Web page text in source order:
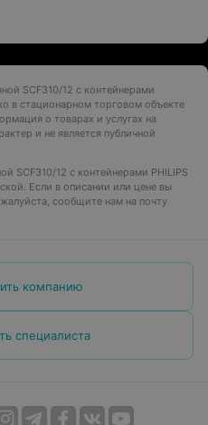
SCF310/12 с контейнерами
в стационарном торговом объекте
о товарах и услугах на
и не является публичной
SCF310/12 с контейнерами PHILIPS
Если в описании или цене вы
сообщите нам на почту
компанию
специалиста